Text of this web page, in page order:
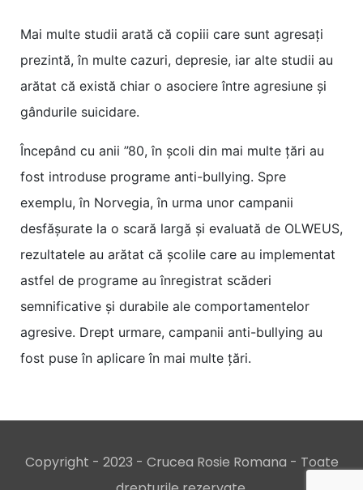
Mai multe studii arată că copiii care sunt agresați
prezintă, în multe cazuri, depresie, iar alte studii au
arătat că există chiar o asociere între agresiune și
gândurile suicidare.
Începând cu anii ”80, în școli din mai multe țări au
fost introduse programe anti-bullying. Spre
exemplu, în Norvegia, în urma unor campanii
desfășurate la o scară largă și evaluată de OLWEUS,
rezultatele au arătat că școlile care au implementat
astfel de programe au înregistrat scăderi
semnificative și durabile ale comportamentelor
agresive. Drept urmare, campanii anti-bullying au
fost puse în aplicare în mai multe țări.
Copyright - 2023 - Crucea Rosie Romana - Toate